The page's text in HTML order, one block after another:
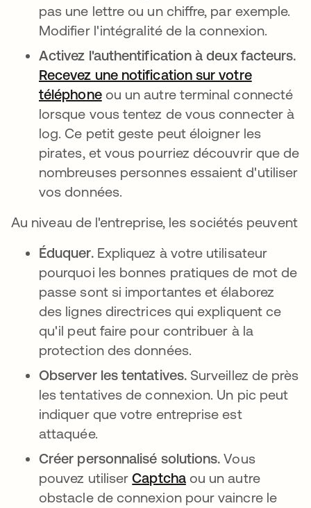
pas une lettre ou un chiffre, par exemple.
Modifier l'intégralité de la connexion.
Activez l'authentification à deux facteurs.
Recevez une notification sur votre
téléphoneou un autre terminal connecté
lorsque vous tentez de vous connecter à
log. Ce petit geste peut éloigner les
pirates, et vous pourriez découvrir que de
nombreuses personnes essaient d'utiliser
vos données.
Au niveau de l'entreprise, les sociétés peuvent
Éduquer. Expliquez à votre utilisateur
pourquoi les bonnes pratiques de mot de
passe sont si importantes et élaborez
des lignes directrices qui expliquent ce
qu'il peut faire pour contribuer à la
protection des données.
Observer les tentatives. Surveillez de près
les tentatives de connexion. Un pic peut
indiquer que votre entreprise est
attaquée.
Créer personnalisé solutions.Vous
pouvez utiliserCaptchaou un autre
obstacle de connexion pour vaincre le